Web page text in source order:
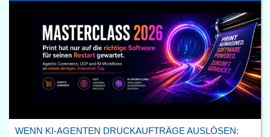
WENN KI-AGENTEN DRUCKAUFTRÄGE AUSLÖSEN: